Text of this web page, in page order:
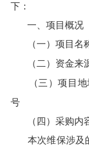
下：
一、项目概况
（一）项目
（二）资金来
（三）项目
号
（四）采购内
本次维保涉及